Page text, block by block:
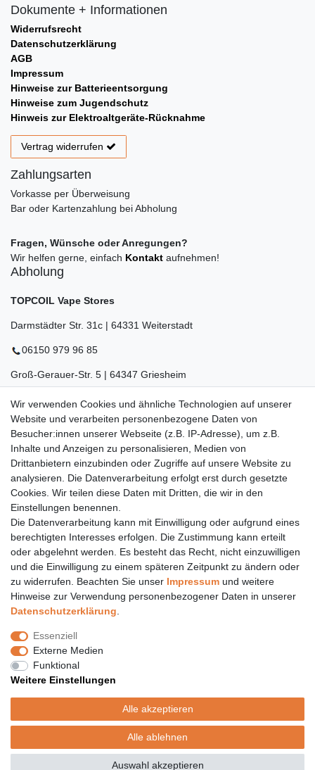
Dokumente + Informationen
Widerrufsrecht
Datenschutzerklärung
AGB
Impressum
Hinweise zur Batterieentsorgung
Hinweise zum Jugendschutz
Hinweis zur Elektroaltgeräte-Rücknahme
Vertrag widerrufen
Zahlungsarten
Vorkasse per Überweisung
Bar oder Kartenzahlung bei Abholung
Fragen, Wünsche oder Anregungen?
Wir helfen gerne, einfach Kontakt aufnehmen!
Abholung
TOPCOIL Vape Stores
Darmstädter Str. 31c | 64331 Weiterstadt
06150 979 96 85
Groß-Gerauer-Str. 5 | 64347 Griesheim
06155 834 88 58
Eberstädter Str. 21 | 64319 Pfungstadt
06157 984 88 55
Öffnungszeiten finden Sie hier: www.topcoil.de
E-MAIL **
Newsletter
Honig
Hiermit bestätige ich, dass ich dieDaten­schutz­erklärunggelesen habe.
Meine Einwilligung kann ich jederzeit widerrufen.**
Abonnieren
Versand
Versandinformation
Versandkosten nur 4,90€
- kostenfrei ab 39€ Warenwert
Wir verwenden Cookies und ähnliche Technologien auf unserer
Website und verarbeiten personenbezogene Daten von
Besucher:innen unserer Webseite (z.B. IP-Adresse), um z.B.
Inhalte und Anzeigen zu personalisieren, Medien von
Drittanbietern einzubinden oder Zugriffe auf unsere Website zu
analysieren. Die Datenverarbeitung erfolgt erst durch gesetzte
Cookies. Wir teilen diese Daten mit Dritten, die wir in den
Einstellungen benennen.
Die Datenverarbeitung kann mit Einwilligung oder aufgrund eines
berechtigten Interesses erfolgen. Die Zustimmung kann erteilt
oder abgelehnt werden. Es besteht das Recht, nicht einzuwilligen
und die Einwilligung zu einem späteren Zeitpunkt zu ändern oder
zu widerrufen. Beachten Sie unser Impressum und weitere
Hinweise zur Verwendung personenbezogener Daten in unserer
Daten­schutz­erklärung
Essenziell
Externe Medien
Funktional
Weitere Einstellungen
Alle akzeptieren
Alle ablehnen
Auswahl akzeptieren
© Copyright 2020 Topcoil Jennifer Haas. Alle Rechte vorbehalten.